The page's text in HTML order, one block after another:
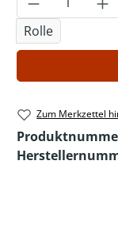
Rolle
Zum Merkzettel